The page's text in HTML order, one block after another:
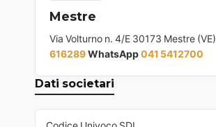
Mestre
Via Volturno n. 4/E 30173 Mestre (VE)
616289WhatsApp041 5412700
Dati societari